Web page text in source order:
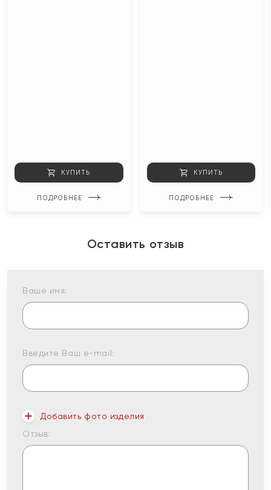
КУПИТЬ
ПОДРОБНЕЕ
КУПИТЬ
ПОДРОБНЕЕ
Оставить отзыв
Ваше имя:
Введите Ваш e-mail:
Добавить фото изделия
Отзыв: